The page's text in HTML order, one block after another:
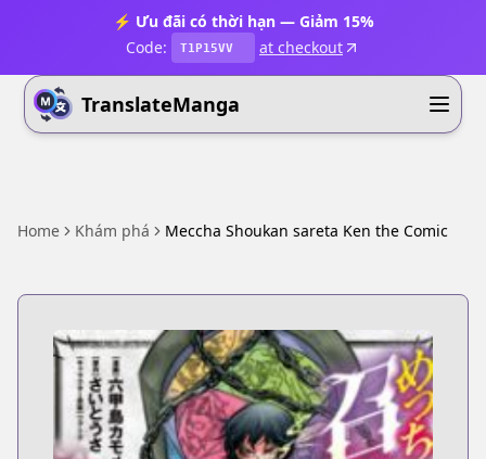
⚡ Ưu đãi có thời hạn — Giảm 15%
Code:
T1P15VV at checkout
TranslateManga
Home Khám phá Meccha Shoukan sareta Ken the Comic